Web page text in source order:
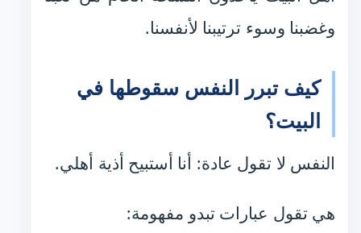
وغضبنا وسوء ترتيبنا لأنفسنا.
كيف تبرر النفس سقوطها في
البيت؟
النفس لا تقول عادة: أنا أستبيح أذية أهلي.
هي تقول عبارات تبدو مفهومة: